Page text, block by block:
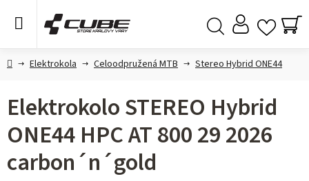
DomůElektrokola Celoodpružená MTB Stereo Hybrid ONE44
Elektrokolo STEREO Hybrid
ONE44 HPC AT 800 29 2026
carbon´n´gold